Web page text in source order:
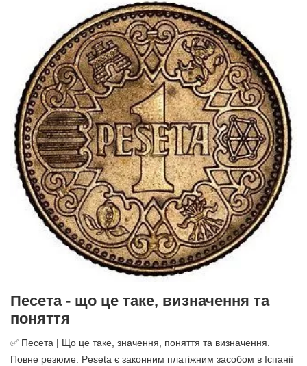
Песета - що це таке, визначення та
поняття
✅ Песета | Що це таке, значення, поняття та визначення.
Повне резюме. Peseta є законним платіжним засобом в Іспанії